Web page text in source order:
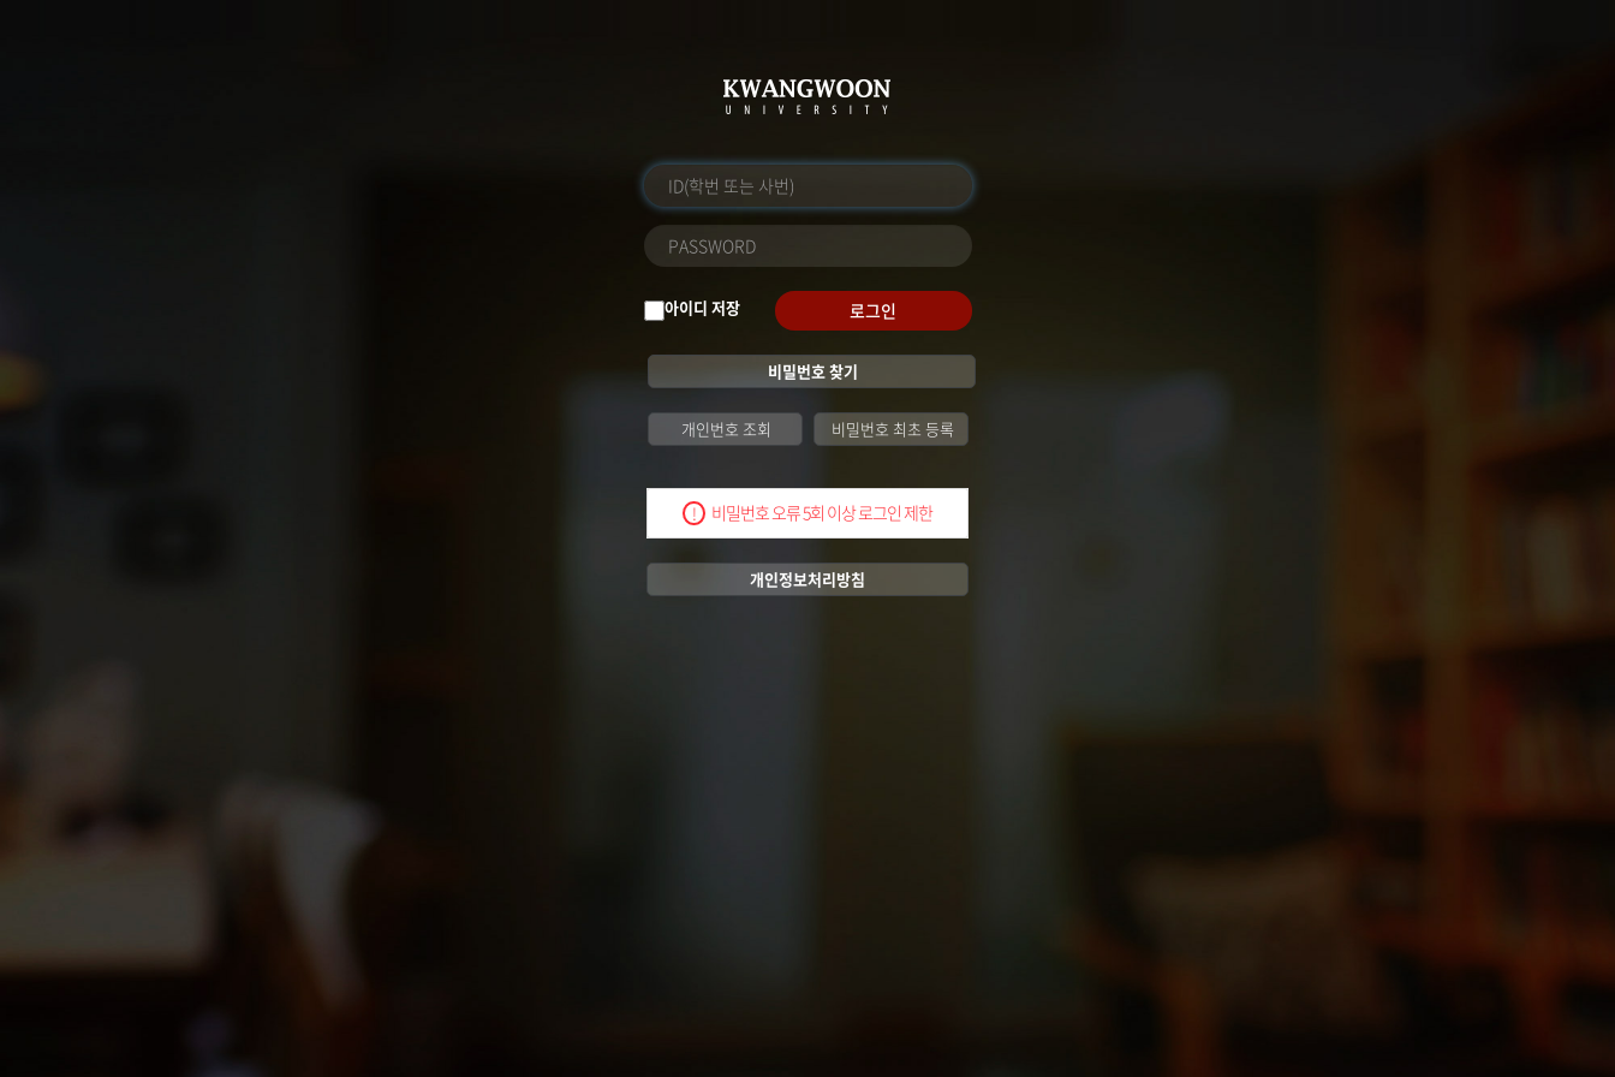
아이디 저장 로그인
비밀번호 찾기
개인번호 조회 비밀번호 최초 등록
! 비밀번호 오류 5회 이상 로그인 제한
개인정보처리방침